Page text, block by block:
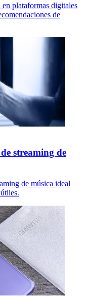
plataformas digitales
de
streaming de
de música ideal